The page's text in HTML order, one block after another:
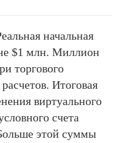
начальная
$1 млн. Миллион
торгового
Итоговая
виртуального
счета
этой суммы